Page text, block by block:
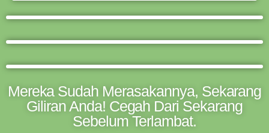
Mereka Sudah Merasakannya, Sekarang
Giliran Anda! Cegah Dari Sekarang
Sebelum Terlambat.